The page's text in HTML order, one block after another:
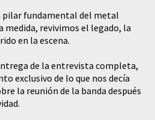
pilar fundamental del metal
medida, revivimos el legado, la
en la escena.
de la entrevista completa,
exclusivo de lo que nos decía
la reunión de la banda después